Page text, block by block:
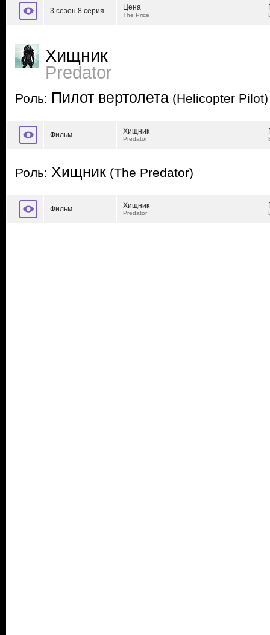
3 сезон 8 серия Цена
The Price
Хищник
Predator
Роль: Пилот вертолета (Helicopter Pilot)
Фильм Хищник
Predator
Роль: Хищник (The Predator)
Фильм Хищник
Predator